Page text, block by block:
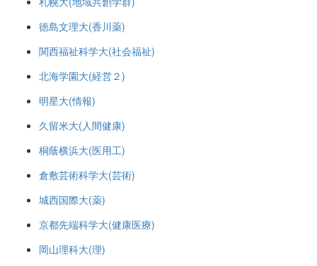
徳島文理大(香川薬)
関西福祉科学大(社会福祉)
北海学園大(経営２)
明星大(情報)
久留米大(人間健康)
桐蔭横浜大(医用工)
倉敷芸術科学大(芸術)
城西国際大(薬)
京都先端科学大(健康医療)
岡山理科大(理)